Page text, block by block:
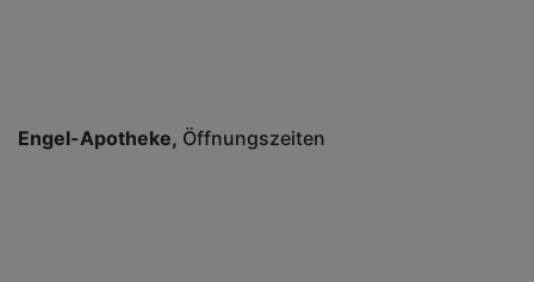
Engel-Apotheke Öffnungszeiten